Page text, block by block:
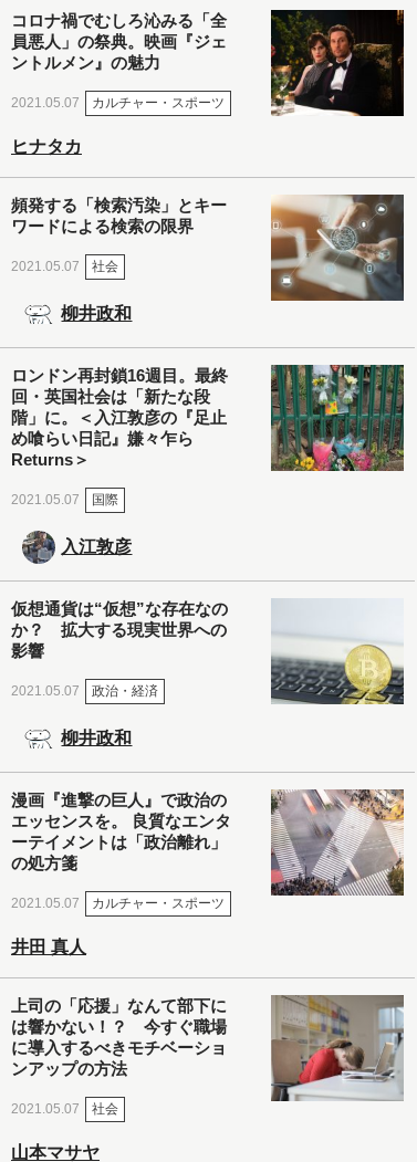
コロナ禍でむしろ沁みる「全
員悪人」の祭典。映画『ジェ
ントルメン』の魅力
2021.05.07 カルチャー・スポーツ
ヒナタカ
頻発する「検索汚染」とキー
ワードによる検索の限界
2021.05.07 社会
柳井政和
ロンドン再封鎖16週目。最終
回・英国社会は「新たな段
階」に。＜入江敦彦の『足止
め喰らい日記』嫌々乍ら
Returns＞
2021.05.07 国際
入江敦彦
仮想通貨は“仮想”な存在なの
か？ 拡大する現実世界への
影響
2021.05.07 政治・経済
柳井政和
漫画『進撃の巨人』で政治の
エッセンスを。 良質なエンタ
ーテイメントは「政治離れ」
の処方箋
2021.05.07 カルチャー・スポーツ
井田 真人
上司の「応援」なんて部下に
は響かない！？ 今すぐ職場
に導入するべきモチベーショ
ンアップの方法
2021.05.07 社会
山本マサヤ